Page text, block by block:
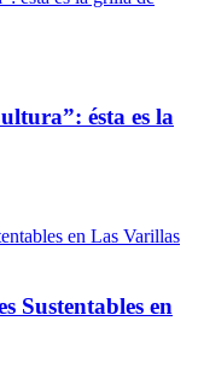
ésta es la
Sustentables en